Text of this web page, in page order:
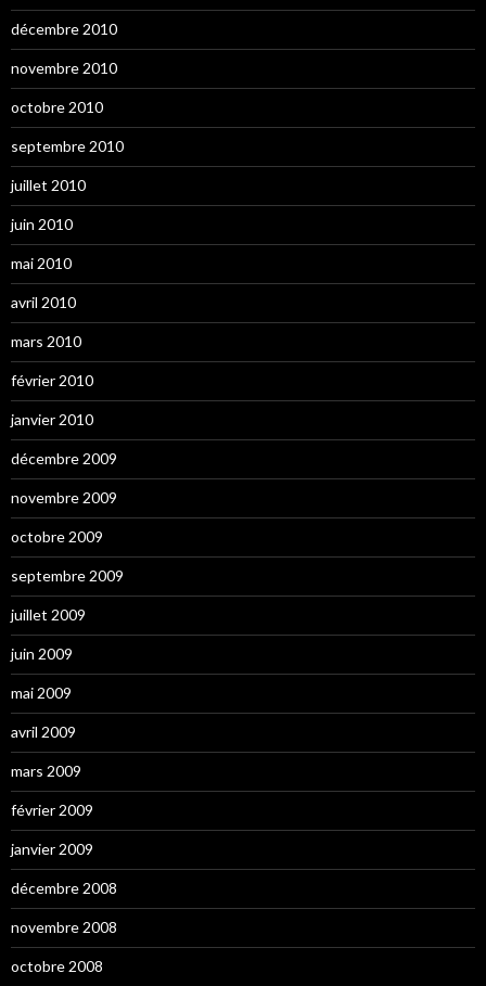
décembre 2010
novembre 2010
octobre 2010
septembre 2010
juillet 2010
juin 2010
mai 2010
avril 2010
mars 2010
février 2010
janvier 2010
décembre 2009
novembre 2009
octobre 2009
septembre 2009
juillet 2009
juin 2009
mai 2009
avril 2009
mars 2009
février 2009
janvier 2009
décembre 2008
novembre 2008
octobre 2008